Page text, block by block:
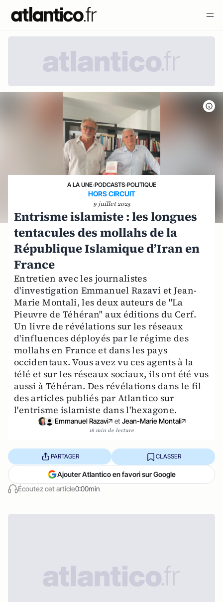
A LA UNE›PODCASTS›POLITIQUE
HORS CIRCUIT
9 juillet 2025
Entrisme islamiste : les longues
tentacules des mollahs de la
République Islamique d’Iran en
France
Entretien avec les journalistes
d'investigation Emmanuel Razavi et Jean-
Marie Montali, les deux auteurs de "La
Pieuvre de Téhéran" aux éditions du Cerf.
Un livre de révélations sur les réseaux
d'influences déployés par le régime des
mollahs en France et dans les pays
occidentaux. Vous avez vu ces agents à la
télé et sur les réseaux sociaux, ils ont été vus
aussi à Téhéran. Des révélations dans le fil
des articles publiés par Atlantico sur
l'entrisme islamiste dans l'hexagone.
Emmanuel Razavi et Jean-Marie Montali
16 min de lecture
Écoutez cet article0:00min
PARTAGER CLASSER
Ajouter Atlantico en favori sur Google